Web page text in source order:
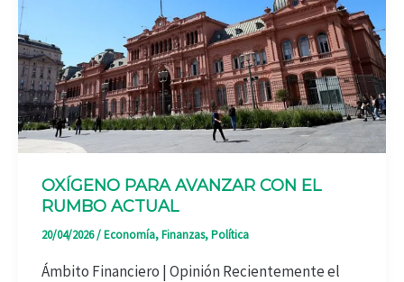
OXÍGENO PARA AVANZAR CON EL
RUMBO ACTUAL
20/04/2026/Economía,Finanzas,Política
Ámbito Financiero | Opinión Recientemente el